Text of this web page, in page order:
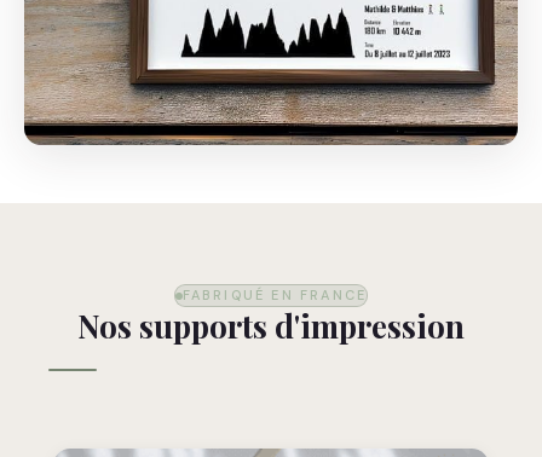
FABRIQUÉ EN FRANCE
Nos supports d'impression